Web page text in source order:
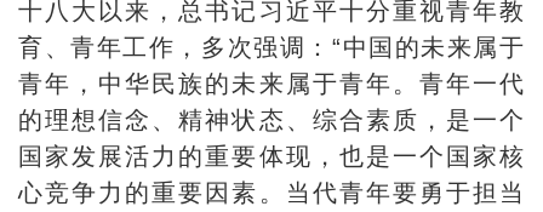
十八大以来，总书记习近平十分重视青年教
育、青年工作，多次强调：“中国的未来属于
青年，中华民族的未来属于青年。青年一代
的理想信念、精神状态、综合素质，是一个
国家发展活力的重要体现，也是一个国家核
心竞争力的重要因素。当代青年要勇于担当